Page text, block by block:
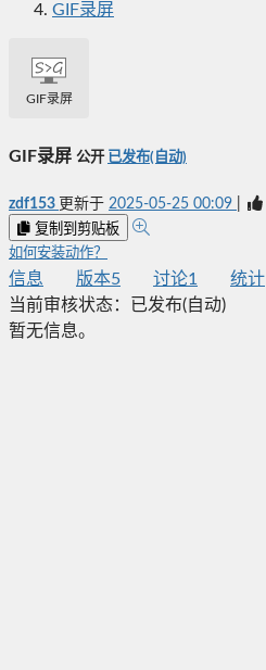
GIF录屏
GIF录屏
GIF录屏 公开 已发布(自动)
zdf153 更新于 2025-05-25 00:09
复制到剪贴板
如何安装动作？
信息 版本5 讨论1 统计
当前审核状态：
已发布(自动)
暂无信息。